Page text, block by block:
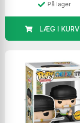
På lager
LÆG I KURV